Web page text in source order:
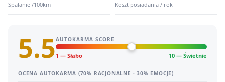
Spalanie /100km Koszt posiadania / rok
5.5AUTOKARMA SCORE
1 — Słabo 10 — Świetnie
OCENA AUTOKARMA (70% RACJONALNE · 30% EMOCJE)